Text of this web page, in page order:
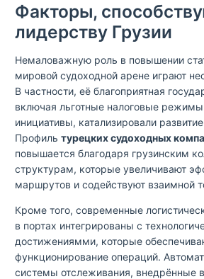
Факторы,
лидерству Грузии
Немаловажную роль в повышении
мировой судоходной арене играют
В частности, её благоприятная
включая льготные налоговые
инициативы, катализировали
Профиль турецких судоходных
повышается благодаря грузинским
структурам, которые увеличивают
маршрутов и содействуют взаимной
Кроме того, современные
в портах интегрированы с
достижениямми, которые
функционирование операций.
системы отслеживания, внедрённые